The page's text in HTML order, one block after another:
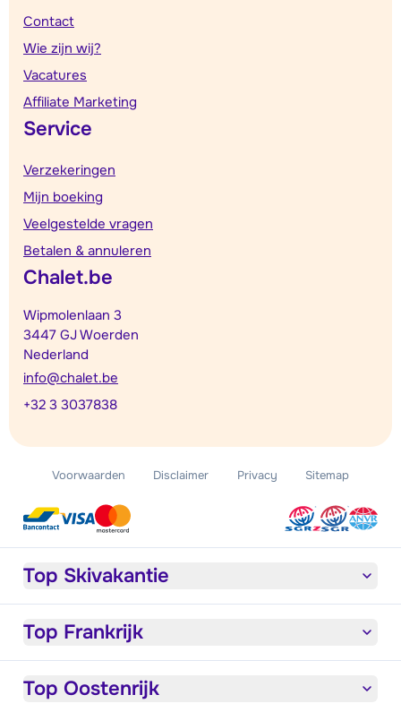
Contact
Wie zijn wij?
Vacatures
Affiliate Marketing
Service
Verzekeringen
Mijn boeking
Veelgestelde vragen
Betalen & annuleren
Chalet.be
Wipmolenlaan 3
3447 GJ Woerden
Nederland
info@chalet.be
+32 3 3037838
Voorwaarden Disclaimer Privacy Sitemap
Top Skivakantie
Top Frankrijk
Top Oostenrijk